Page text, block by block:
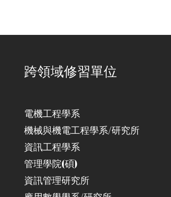
跨領域修習單位
電機工程學系
機械與機電工程學系/研究所
資訊工程學系
管理學院(碩)
資訊管理研究所